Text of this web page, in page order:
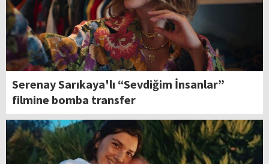
Serenay Sarıkaya'lı “Sevdiğim İnsanlar”
filmine bomba transfer